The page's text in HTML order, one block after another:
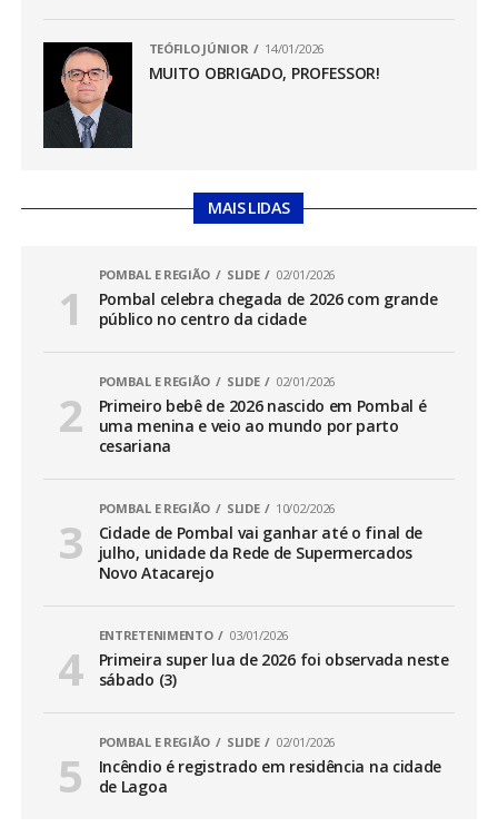
TEÓFILO JÚNIOR 14/01/2026
MUITO OBRIGADO, PROFESSOR!
MAIS LIDAS
POMBAL E REGIÃO SLIDE 02/01/2026
Pombal celebra chegada de 2026 com grande
público no centro da cidade
POMBAL E REGIÃO SLIDE 02/01/2026
Primeiro bebê de 2026 nascido em Pombal é
uma menina e veio ao mundo por parto
cesariana
POMBAL E REGIÃO SLIDE 10/02/2026
Cidade de Pombal vai ganhar até o final de
julho, unidade da Rede de Supermercados
Novo Atacarejo
ENTRETENIMENTO 03/01/2026
Primeira super lua de 2026 foi observada neste
sábado (3)
POMBAL E REGIÃO SLIDE 02/01/2026
Incêndio é registrado em residência na cidade
de Lagoa